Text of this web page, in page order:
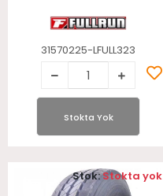
Lastiği
31570225-LFULL323
Stokta Yok
Stok:Stokta yok